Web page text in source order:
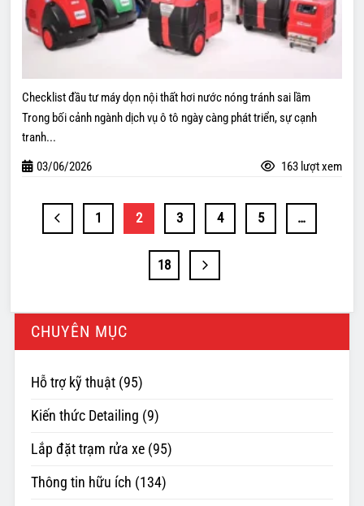
CHUYÊN MỤC
Hỗ trợ kỹ thuật (95)
Kiến thức Detailing (9)
Lắp đặt trạm rửa xe (95)
Thông tin hữu ích (134)
Checklist đầu tư máy dọn nội thất hơi nước nóng tránh sai lầm
Trong bối cảnh ngành dịch vụ ô tô ngày càng phát triển, sự cạnh
tranh...
03/06/2026 163 lượt xem
1 2 3 4 5 …
18